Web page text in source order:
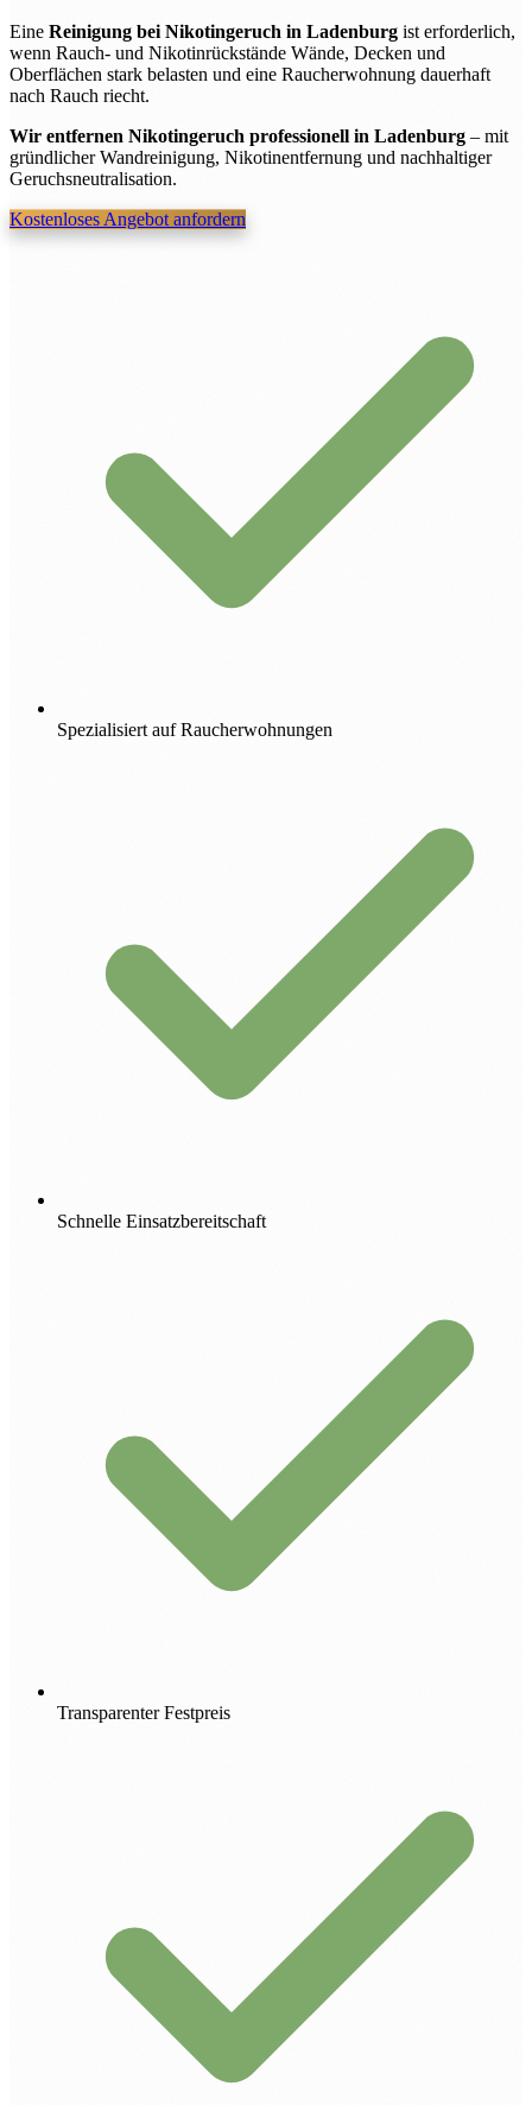
Eine Reinigung bei Nikotingeruch in Ladenburg ist erforderlich,
wenn Rauch- und Nikotinrückstände Wände, Decken und
Oberflächen stark belasten und eine Raucherwohnung dauerhaft
nach Rauch riecht.
Wir entfernen Nikotingeruch professionell in Ladenburg – mit
gründlicher Wandreinigung, Nikotinentfernung und nachhaltiger
Geruchsneutralisation.
Kostenloses Angebot anfordern
Spezialisiert auf Raucherwohnungen
Schnelle Einsatzbereitschaft
Transparenter Festpreis